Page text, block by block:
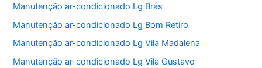
Manutenção ar-condicionado Lg Brás
Manutenção ar-condicionado Lg Bom Retiro
Manutenção ar-condicionado Lg Vila Madalena
Manutenção ar-condicionado Lg Vila Gustavo